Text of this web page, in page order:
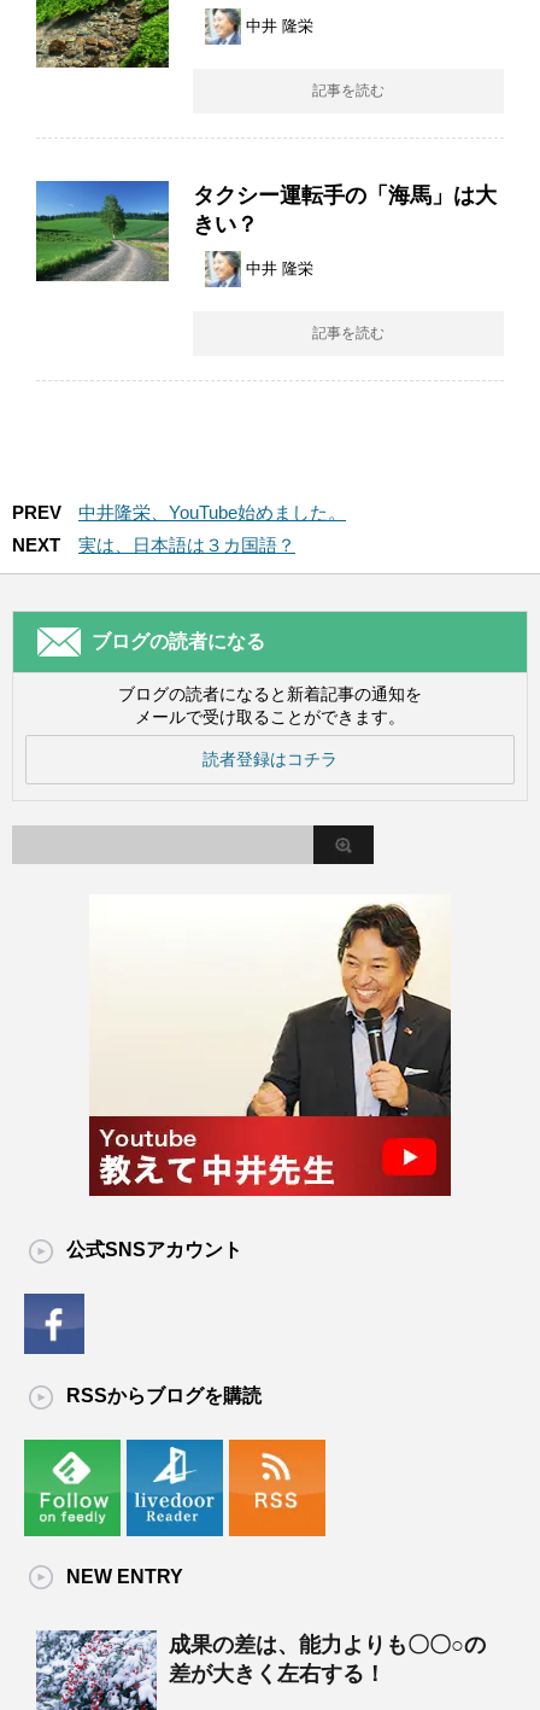
中井 隆栄
記事を読む
タクシー運転手の「海馬」は大
きい？
中井 隆栄
記事を読む
PREV
中井隆栄、YouTube始めました。
NEXT
実は、日本語は３カ国語？
ブログの読者になる
ブログの読者になると新着記事の通知を
メールで受け取ることができます。
読者登録はコチラ
公式SNSアカウント
RSSからブログを購読
NEW ENTRY
成果の差は、能力よりも〇〇○の
差が大きく左右する！